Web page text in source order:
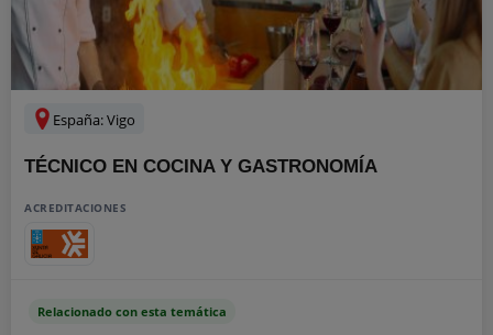
España: Vigo
TÉCNICO EN COCINA Y GASTRONOMÍA
ACREDITACIONES
Relacionado con esta temática